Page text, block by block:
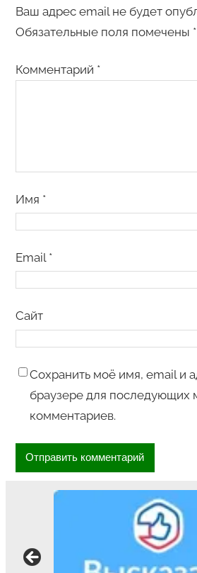
Ваш адрес email не будет
Обязательные поля помечены *
Комментарий *
Имя *
Email *
Сайт
Сохранить моё имя, email и
браузере для последующих
комментариев.